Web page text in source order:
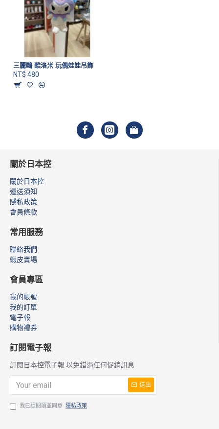
三麗鷗 酷洛米 玩偶娃娃吊飾
NT$ 480
關於日本控
關於日本控
運送須知
隱私政策
會員條款
常用服務
聯絡我們
蝦皮賣場
會員專區
我的帳號
我的訂單
電子報
購物禮券
訂閱電子報
訂閱日本控電子報 以免錯過任何促銷訊息
送出
我已經閱讀並同意 隱私政策